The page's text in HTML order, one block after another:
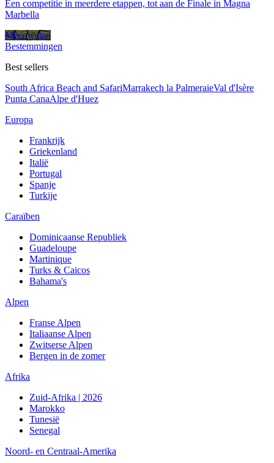
Een competitie in meerdere etappen, tot aan de Finale in Magna
Marbella
Meer weten
Bestemmingen
Best sellers
South Africa Beach and SafariMarrakech la PalmeraieVal d'Isère
Punta CanaAlpe d'Huez
Europa
Frankrijk
Griekenland
Italië
Portugal
Spanje
Turkije
Caraïben
Dominicaanse Republiek
Guadeloupe
Martinique
Turks & Caicos
Bahama's
Alpen
Franse Alpen
Italiaanse Alpen
Zwitserse Alpen
Bergen in de zomer
Afrika
Zuid-Afrika | 2026
Marokko
Tunesië
Senegal
Noord- en Centraal-Amerika